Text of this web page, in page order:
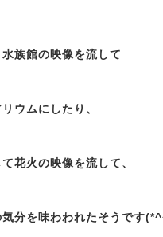
族館の映像を流して
ウムにしたり、
花火の映像を流して、
気分を味わわれたそうです